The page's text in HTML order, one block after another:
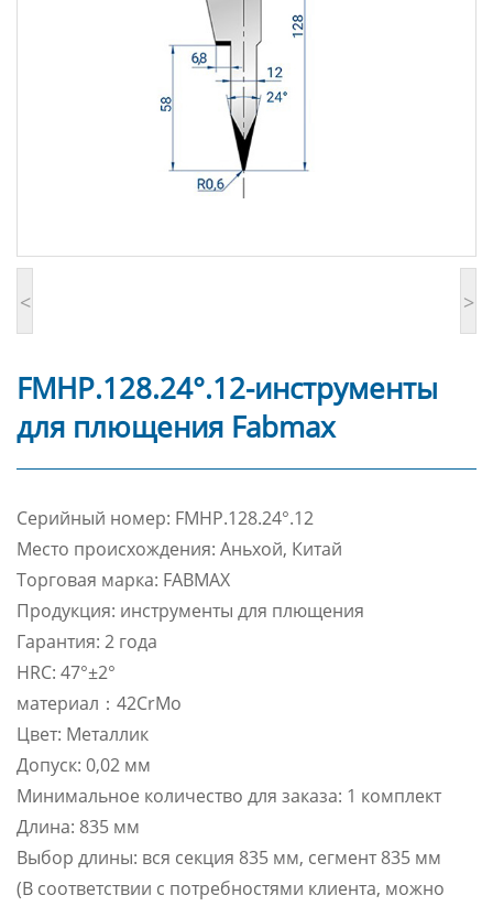
< >
FMHP.128.24°.12-инструменты
для плющения Fabmax
Cерийный номер: FMHP.128.24°.12
Место происхождения: Аньхой, Китай
Торговая марка: FABMAX
Продукция: инструменты для плющения
Гарантия: 2 года
HRC: 47°±2°
материал：42CrMo
Цвет: Металлик
Допуск: 0,02 мм
Минимальное количество для заказа: 1 комплект
Длина: 835 мм
Выбор длины: вся секция 835 мм, сегмент 835 мм
(В соответствии с потребностями клиента, можно